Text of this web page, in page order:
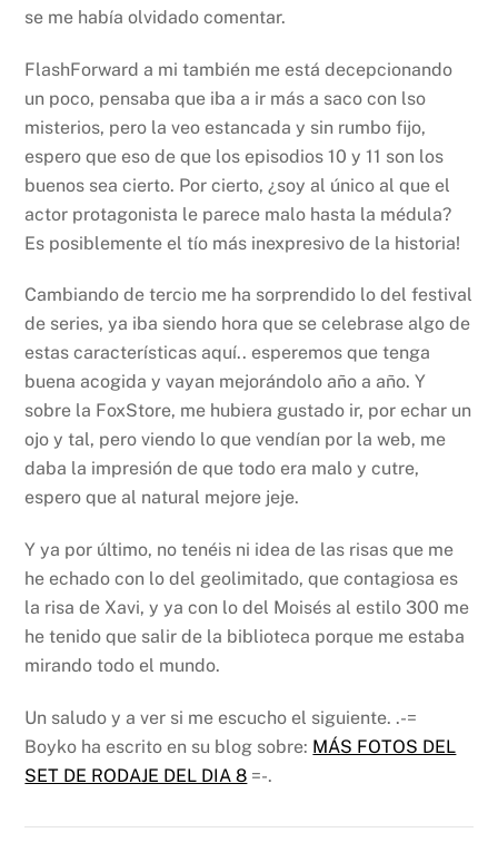
se me había olvidado comentar.
FlashForward a mi también me está decepcionando
un poco, pensaba que iba a ir más a saco con lso
misterios, pero la veo estancada y sin rumbo fijo,
espero que eso de que los episodios 10 y 11 son los
buenos sea cierto. Por cierto, ¿soy al único al que el
actor protagonista le parece malo hasta la médula?
Es posiblemente el tío más inexpresivo de la historia!
Cambiando de tercio me ha sorprendido lo del festival
de series, ya iba siendo hora que se celebrase algo de
estas características aquí.. esperemos que tenga
buena acogida y vayan mejorándolo año a año. Y
sobre la FoxStore, me hubiera gustado ir, por echar un
ojo y tal, pero viendo lo que vendían por la web, me
daba la impresión de que todo era malo y cutre,
espero que al natural mejore jeje.
Y ya por último, no tenéis ni idea de las risas que me
he echado con lo del geolimitado, que contagiosa es
la risa de Xavi, y ya con lo del Moisés al estilo 300 me
he tenido que salir de la biblioteca porque me estaba
mirando todo el mundo.
Un saludo y a ver si me escucho el siguiente. .-=
Boyko ha escrito en su blog sobre: MÁS FOTOS DEL
SET DE RODAJE DEL DIA 8 =-.